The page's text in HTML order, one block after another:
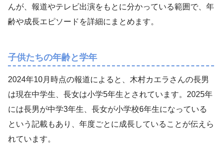
んが、報道やテレビ出演をもとに分かっている範囲で、年
齢や成長エピソードを詳細にまとめます。
子供たちの年齢と学年
2024年10月時点の報道によると、木村カエラさんの長男
は現在中学生、長女は小学5年生とされています。2025年
には長男が中学3年生、長女が小学校6年生になっている
という記載もあり、年度ごとに成長していることが伝えら
れています。